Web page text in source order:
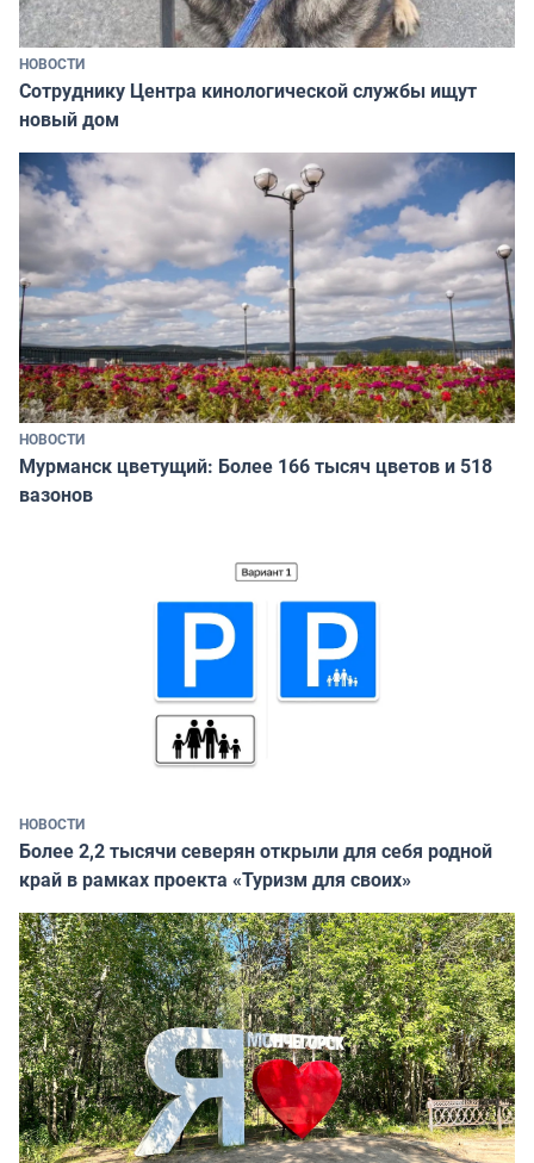
НОВОСТИ
Сотруднику Центра кинологической службы ищут
новый дом
НОВОСТИ
Мурманск цветущий: Более 166 тысяч цветов и 518
вазонов
НОВОСТИ
Более 2,2 тысячи северян открыли для себя родной
край в рамках проекта «Туризм для своих»